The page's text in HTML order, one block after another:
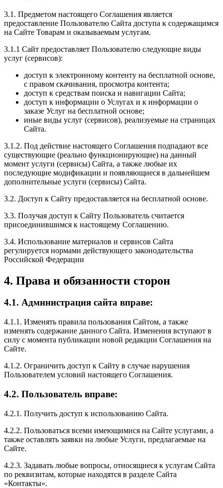
3.1. Предметом настоящего Соглашения является
предоставление Пользователю Сайта доступа к содержащимся
на Сайте Товарам и оказываемым услугам.
3.1.1 Сайт предоставляет Пользователю следующие виды
услуг (сервисов):
доступ к электронному контенту на бесплатной основе,
с правом скачивания, просмотра контента;
доступ к средствам поиска и навигации Сайта;
доступ к информации о Услугах и к информации о
заказе Услуг на бесплатной основе;
иные виды услуг (сервисов), реализуемые на страницах
Сайта.
3.1.2. Под действие настоящего Соглашения подпадают все
существующие (реально функционирующие) на данный
момент услуги (сервисы) Сайта, а также любые их
последующие модификации и появляющиеся в дальнейшем
дополнительные услуги (сервисы) Сайта.
3.2. Доступ к Сайту предоставляется на бесплатной основе.
3.3. Получая доступ к Сайту Пользователь считается
присоединившимся к настоящему Соглашению.
3.4. Использование материалов и сервисов Сайта
регулируется нормами действующего законодательства
Российской Федерации
4. Права и обязанности сторон
4.1. Администрация сайта вправе:
4.1.1. Изменять правила пользования Сайтом, а также
изменять содержание данного Сайта. Изменения вступают в
силу с момента публикации новой редакции Соглашения на
Сайте.
4.1.2. Ограничить доступ к Сайту в случае нарушения
Пользователем условий настоящего Соглашения.
4.2. Пользователь вправе:
4.2.1. Получить доступ к использованию Сайта.
4.2.2. Пользоваться всеми имеющимися на Сайте услугами, а
также оставлять заявки на любые Услуги, предлагаемые на
Сайте.
4.2.3. Задавать любые вопросы, относящиеся к услугам Сайта
по реквизитам, которые находятся в разделе Сайта
«Контакты».